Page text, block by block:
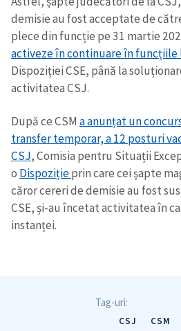
demisie au fost acceptate de
plece din funcție pe 31 martie
activeze în continuare în funcțiile
Dispoziției CSE, până la
activitatea CSJ.
După ce CSM a anunțat un
transfer temporar, a 12 posturi
CSJ, Comisia pentru Situații
o Dispozițieprin care cei șapte
căror cereri de demisie au fost
CSE, și-au încetat activitatea în
instanței.
Tag-uri:
CSJ CSM